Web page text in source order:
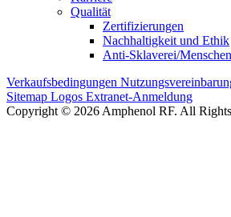
Qualität
Zertifizierungen
Nachhaltigkeit und Ethik
Anti-Sklaverei/
Verkaufsbedingungen
Sitemap Logos Extranet-Anmeldung
Copyright © 2026 Amphenol RF. All